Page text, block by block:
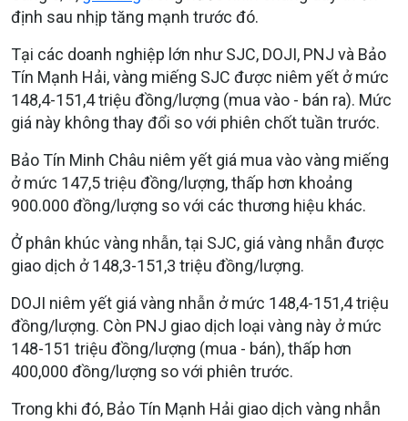
định sau nhịp tăng mạnh trước đó.
Tại các doanh nghiệp lớn như SJC, DOJI, PNJ và Bảo
Tín Mạnh Hải, vàng miếng SJC được niêm yết ở mức
148,4-151,4 triệu đồng/lượng (mua vào - bán ra). Mức
giá này không thay đổi so với phiên chốt tuần trước.
Bảo Tín Minh Châu niêm yết giá mua vào vàng miếng
ở mức 147,5 triệu đồng/lượng, thấp hơn khoảng
900.000 đồng/lượng so với các thương hiệu khác.
Ở phân khúc vàng nhẫn, tại SJC, giá vàng nhẫn được
giao dịch ở 148,3-151,3 triệu đồng/lượng.
DOJI niêm yết giá vàng nhẫn ở mức 148,4-151,4 triệu
đồng/lượng. Còn PNJ giao dịch loại vàng này ở mức
148-151 triệu đồng/lượng (mua - bán), thấp hơn
400,000 đồng/lượng so với phiên trước.
Trong khi đó, Bảo Tín Mạnh Hải giao dịch vàng nhẫn